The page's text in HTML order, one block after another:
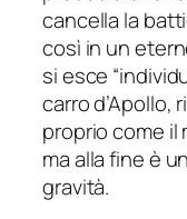
cancella la
così in un
si esce
carro d’Apollo,
proprio come il
ma alla fine è
gravità.